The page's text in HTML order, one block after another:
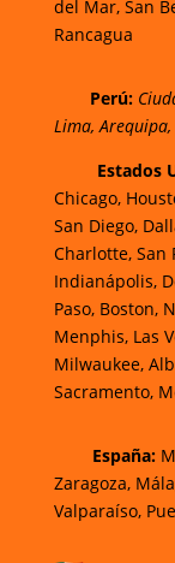
del Mar, San
Rancagua
Perú:
Lima, Arequipa,
Estados
Chicago,
San Diego,
Charlotte, San
Indianápolis,
Paso, Boston,
Menphis, Las
Milwaukee,
Sacramento,
España:
Zaragoza,
Valparaíso,